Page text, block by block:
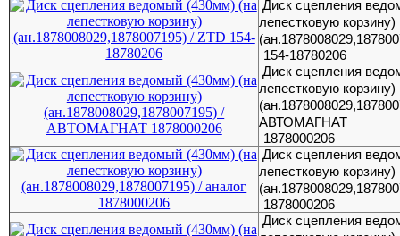
Диск сцепления
лепестковую корзину)
154-18780206
Диск сцепления
лепестковую корзину)
АВТОМАГНАТ
1878000206
Диск сцепления
лепестковую корзину)
1878000206
Диск сцепления